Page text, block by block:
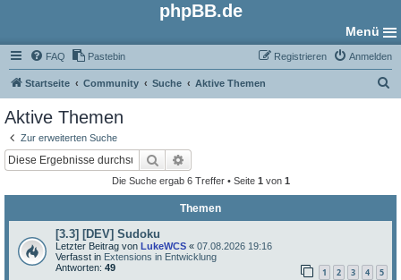
phpBB.de
Menü
FAQ Pastebin Anmelden
Registrieren
Startseite Community Suche Aktive Themen
Aktive Themen
Zur erweiterten Suche
Suche
Die Suche ergab 6 Treffer • Seite 1 von 1
Themen
[3.3] [DEV] Sudoku
Letzter Beitrag von LukeWCS « 07.08.2026 19:16
Verfasst in Extensions in Entwicklung
Antworten: 49 1 2 3 4 5